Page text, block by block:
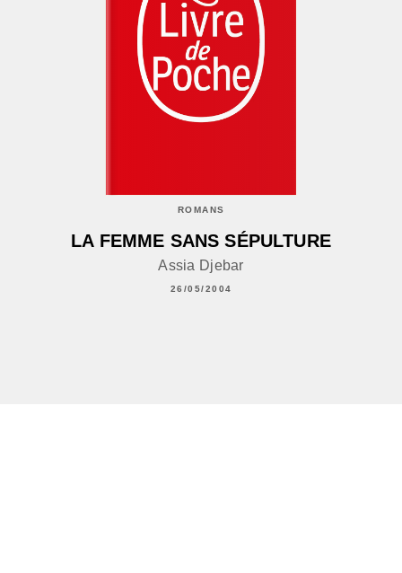
ROMANS
LA FEMME SANS SÉPULTURE
Assia Djebar
26/05/2004